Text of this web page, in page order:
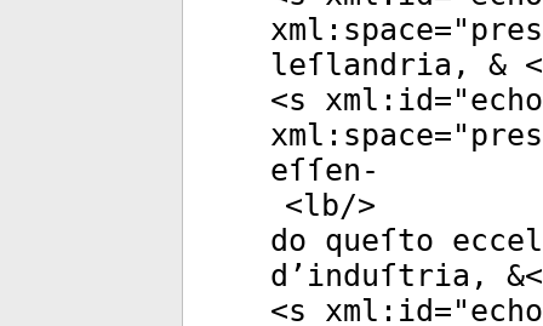
xml:space="
leſlandria, &
<s xml:id="
xml:space="
eſſen-
<lb/>
do queſto
d’induſtria,
<s xml:id="